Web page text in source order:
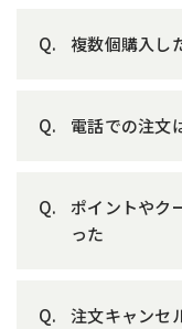
複数個購入し
電話での注文
ポイントやク
った
注文キャンセ